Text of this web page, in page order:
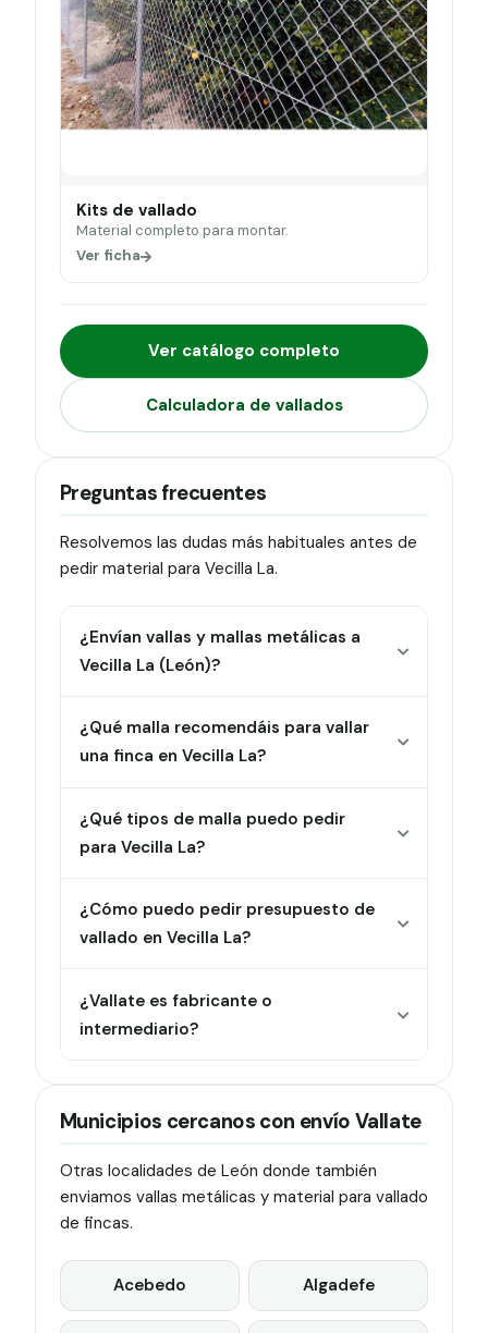
Kits de vallado
Material completo para montar.
Ver ficha
Ver catálogo completo
Calculadora de vallados
Preguntas frecuentes
Resolvemos las dudas más habituales antes de
pedir material para Vecilla La.
¿Envían vallas y mallas metálicas a
Vecilla La (León)?
¿Qué malla recomendáis para vallar
una finca en Vecilla La?
¿Qué tipos de malla puedo pedir
para Vecilla La?
¿Cómo puedo pedir presupuesto de
vallado en Vecilla La?
¿Vallate es fabricante o
intermediario?
Municipios cercanos con envío Vallate
Otras localidades de León donde también
enviamos vallas metálicas y material para vallado
de fincas.
Acebedo Algadefe